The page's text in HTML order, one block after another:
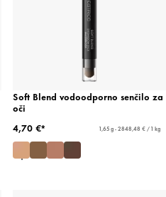
Soft Blend vodoodporno senčilo za
oči
4,70 €*
1,65 g - 2848,48 € / 1 kg